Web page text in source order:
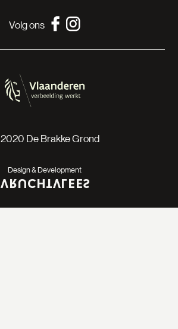
Volg ons
De Brakke Grond
Design & Development